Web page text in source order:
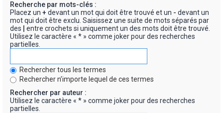
Recherche par mots-clés :
Placez un + devant un mot qui doit être trouvé et un - devant un
mot qui doit être exclu. Saisissez une suite de mots séparés par
des
entre crochets si uniquement un des mots doit être trouvé.
Utilisez le caractère « * » comme joker pour des recherches
partielles.
Rechercher tous les termes
Rechercher n’importe lequel de ces termes
Rechercher par auteur :
Utilisez le caractère « * » comme joker pour des recherches
partielles.